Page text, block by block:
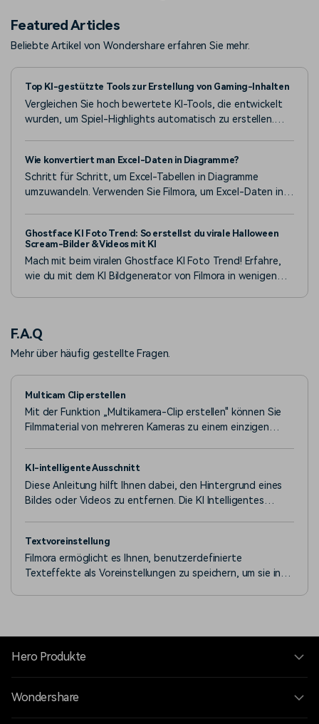
Featured Articles
Beliebte Artikel von Wondershare erfahren Sie mehr.
Top KI-gestützte Tools zur Erstellung von Gaming-Inhalten
Vergleichen Sie hoch bewertete KI-Tools, die entwickelt
wurden, um Spiel-Highlights automatisch zu erstellen.
vereinfachen.
Wie konvertiert man Excel-Daten in Diagramme?
Schritt für Schritt, um Excel-Tabellen in Diagramme
umzuwandeln. Verwenden Sie Filmora, um Excel-Daten in
reibungslos.
Ghostface KI Foto Trend: So erstellst du virale Halloween
Scream-Bilder & Videos mit KI
Mach mit beim viralen Ghostface KI Foto Trend! Erfahre,
wie du mit dem KI Bildgenerator von Filmora in wenigen
F.A.Q
Mehr über häufig gestellte Fragen.
Multicam Clip erstellen
Mit der Funktion „Multikamera-Clip erstellen" können Sie
Filmmaterial von mehreren Kameras zu einem einzigen
KI-intelligente Ausschnitt
Diese Anleitung hilft Ihnen dabei, den Hintergrund eines
Bildes oder Videos zu entfernen. Die KI Intelligentes
Clip effektiv.
Textvoreinstellung
Filmora ermöglicht es Ihnen, benutzerdefinierte
Texteffekte als Voreinstellungen zu speichern, um sie in
Hero Produkte
Wondershare